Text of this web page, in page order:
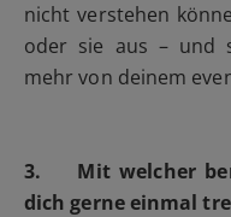
nicht verstehen
oder sie aus – und
mehr von deinem
3. Mit welcher
dich gerne einmal